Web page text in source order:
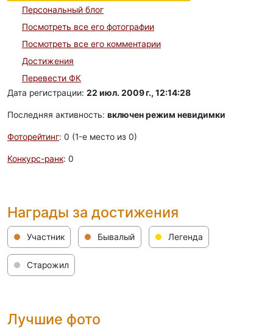
Персональный блог
Посмотреть все его фотографии
Посмотреть все его комментарии
Достижения
Перевести ФК
Дата регистрации: 22 июл. 2009 г., 12:14:28
Последняя активность: включен режим невидимки
Фоторейтинг: 0 (1-e место из 0)
Конкурс-ранк: 0
Награды за достижения
Участник Бывалый Легенда
Старожил
Лучшие фото